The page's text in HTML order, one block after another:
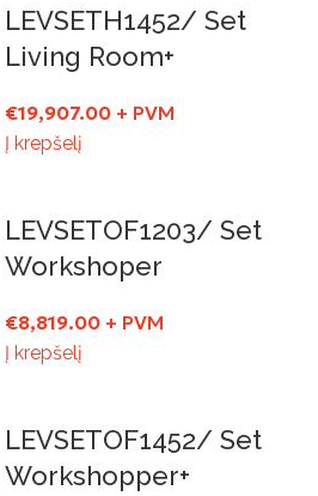
LEVSETH1452/ Set
Living Room+
€19,907.00 + PVM
Į krepšelį
LEVSETOF1203/ Set
Workshoper
€8,819.00 + PVM
Į krepšelį
LEVSETOF1452/ Set
Workshopper+